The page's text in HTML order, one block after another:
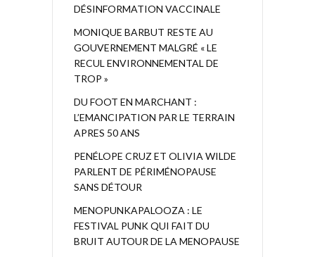
DÉSINFORMATION VACCINALE
MONIQUE BARBUT RESTE AU
GOUVERNEMENT MALGRÉ « LE
RECUL ENVIRONNEMENTAL DE
TROP »
DU FOOT EN MARCHANT :
L’EMANCIPATION PAR LE TERRAIN
APRES 50 ANS
PENÉLOPE CRUZ ET OLIVIA WILDE
PARLENT DE PÉRIMÉNOPAUSE
SANS DÉTOUR
MENOPUNKAPALOOZA : LE
FESTIVAL PUNK QUI FAIT DU
BRUIT AUTOUR DE LA MENOPAUSE